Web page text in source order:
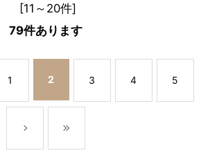
[11～20件]
79件あります
1 2 3 4 5